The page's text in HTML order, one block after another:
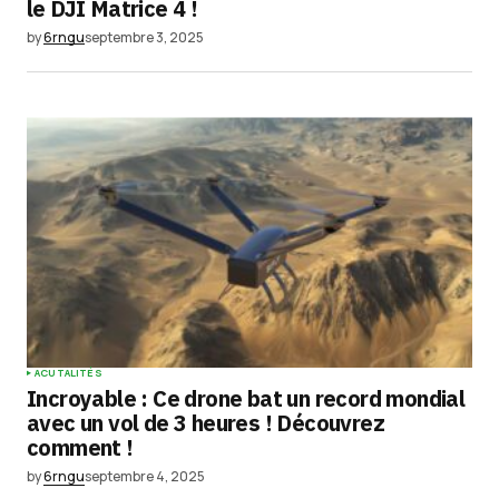
le DJI Matrice 4 !
by6rnguseptembre 3, 2025
ACUTALITÉS
Incroyable : Ce drone bat un record mondial
avec un vol de 3 heures ! Découvrez
comment !
by6rnguseptembre 4, 2025